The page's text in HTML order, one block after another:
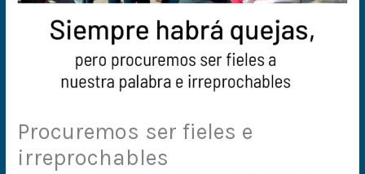
Procuremos ser fieles e
irreprochables